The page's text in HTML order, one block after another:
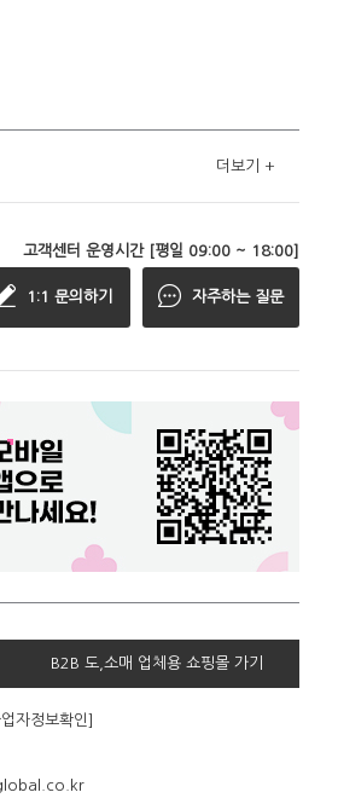
더보기 +
고객센터 운영시간 [평일 09:00 ~ 18:00]
1:1 문의하기 자주하는 질문
B2B 도,소매 업체용 쇼핑몰 가기
자정보확인]